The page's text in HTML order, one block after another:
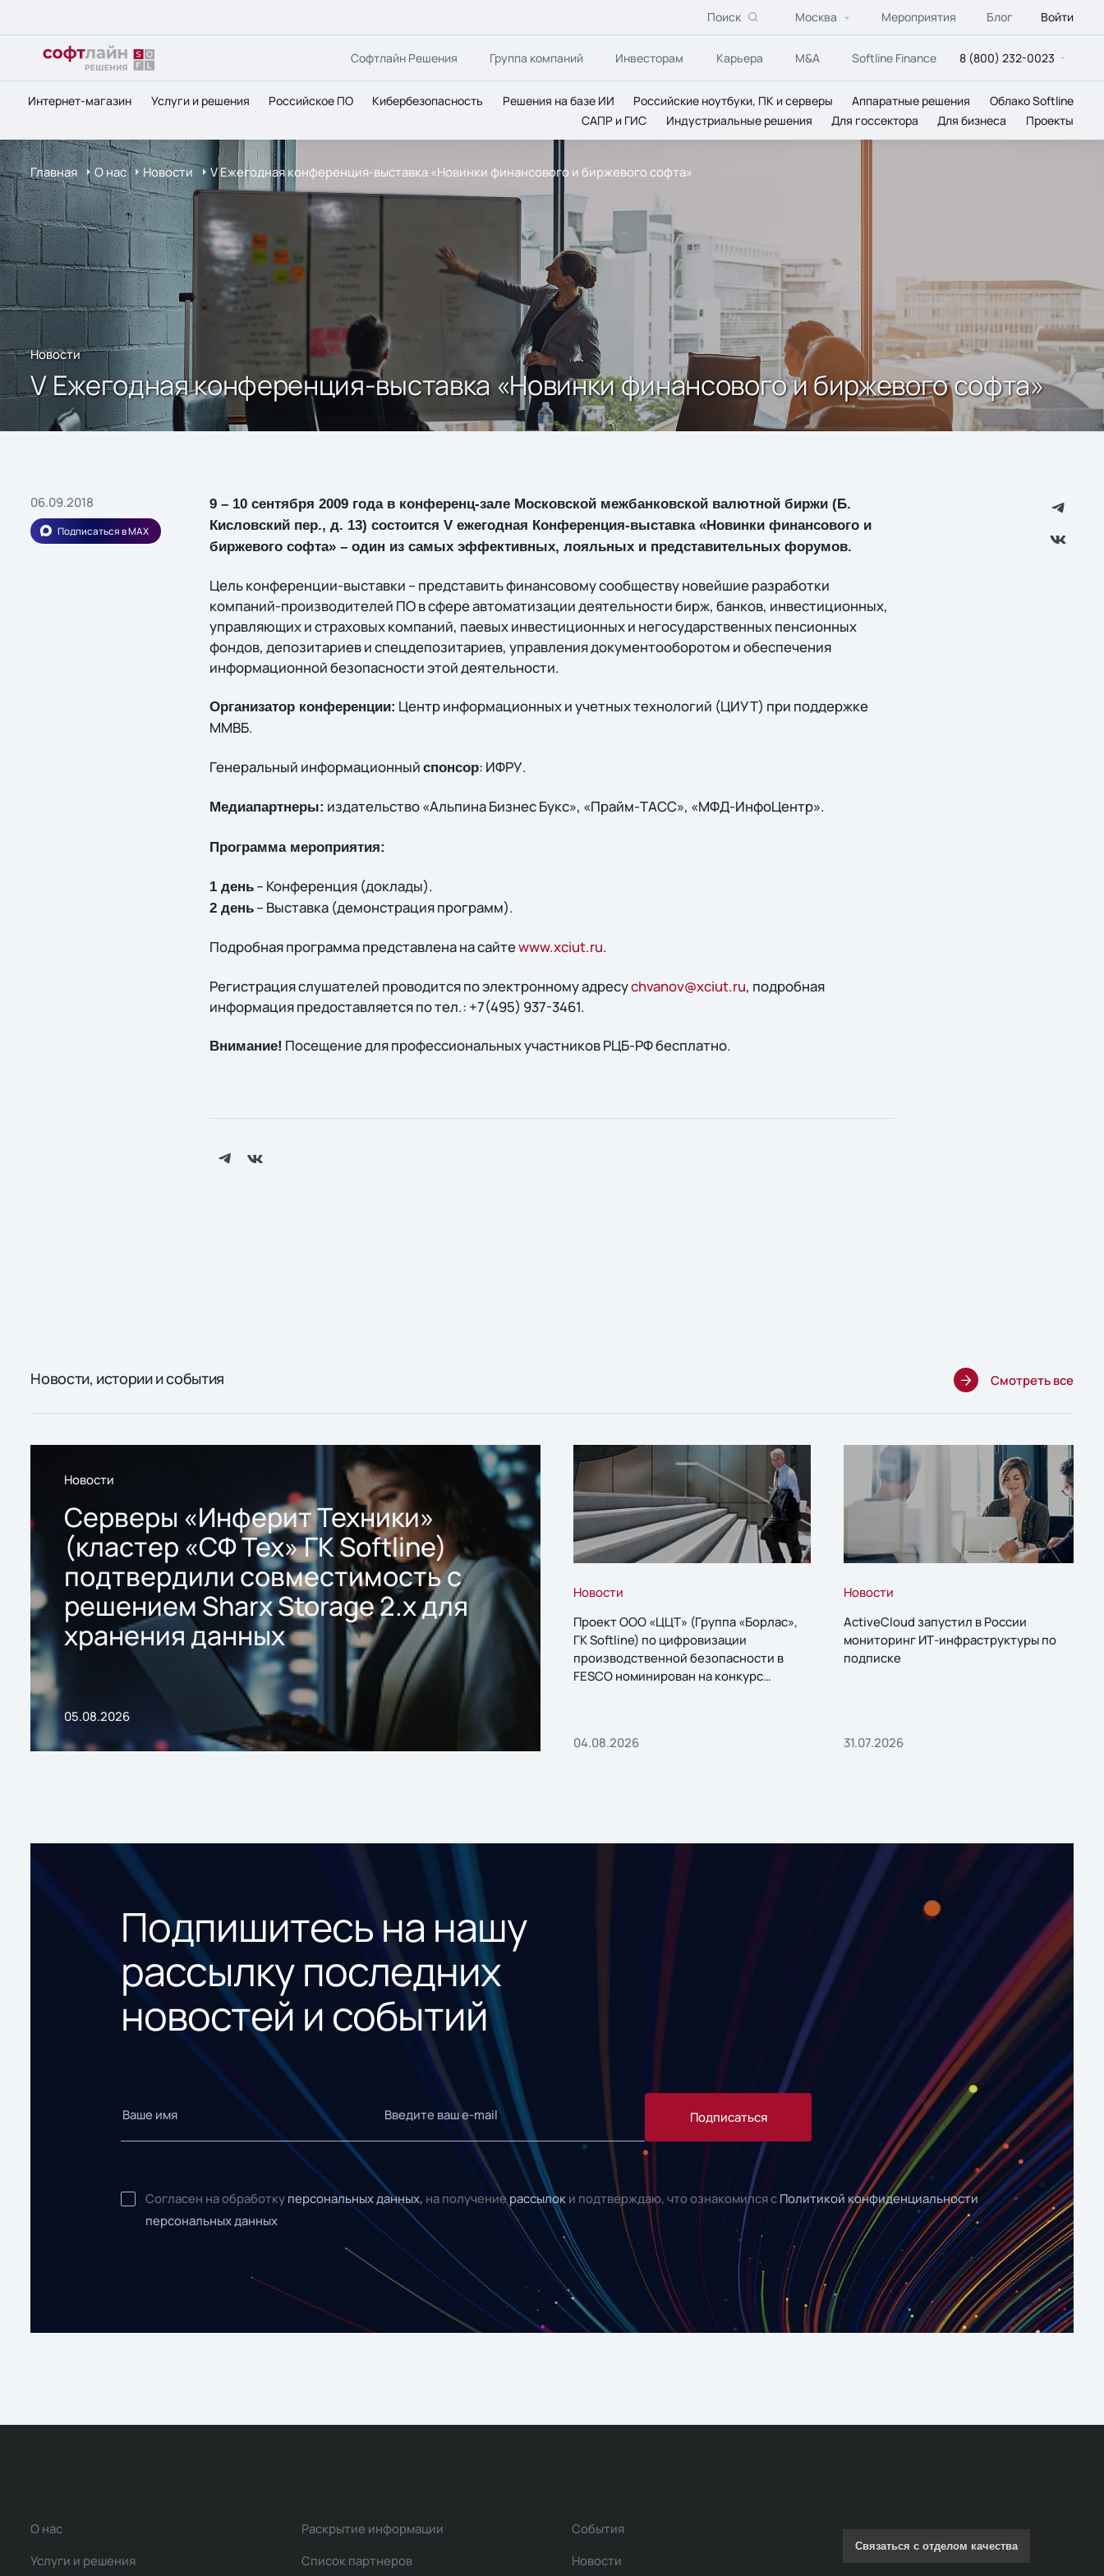
Поиск Москва Мероприятия Блог Войти
Софтлайн Решения Группа компаний Инвесторам Карьера M&A Softline Finance 8 (800) 232-0023
Интернет-магазин Услуги и решения Российское ПО Кибербезопасность Решения на базе ИИ Российские ноутбуки, ПК и серверы Аппаратные решения
Облако Softline
САПР и ГИС
Индустриальные решения Для госсектора Для бизнеса Проекты
Главная О нас Новости V Ежегодная конференция-выставка «Новинки финансового и биржевого софта»
Новости
V Ежегодная конференция-выставка «Новинки финансового и биржевого софта»
06.09.2018
Подписаться в MAX
9 – 10 сентября 2009 года в конференц-зале Московской межбанковской валютной биржи (Б.
Кисловский пер., д. 13) состоится V ежегодная Конференция-выставка «Новинки финансового и
биржевого софта» – один из самых эффективных, лояльных и представительных форумов.
Цель конференции-выставки – представить финансовому сообществу новейшие разработки
компаний-производителей ПО в сфере автоматизации деятельности бирж, банков, инвестиционных,
управляющих и страховых компаний, паевых инвестиционных и негосударственных пенсионных
фондов, депозитариев и спецдепозитариев, управления документооборотом и обеспечения
информационной безопасности этой деятельности.
Организатор конференции: Центр информационных и учетных технологий (ЦИУТ) при поддержке
ММВБ.
Генеральный информационный спонсор: ИФРУ.
Медиапартнеры: издательство «Альпина Бизнес Букс», «Прайм-ТАСС», «МФД-ИнфоЦентр».
Программа мероприятия:
1 день– Конференция (доклады).
2 день– Выставка (демонстрация программ).
Подробная программа представлена на сайтеwww.xciut.ru.
Регистрация слушателей проводится по электронному адресуchvanov@xciut.ru, подробная
информация предоставляется по тел.: +7(495) 937-3461.
Внимание! Посещение для профессиональных участников РЦБ-РФ бесплатно.
Новости, истории и события Смотреть все
Новости
Серверы «Инферит Техники»
(кластер «СФ Тех» ГК Softline)
подтвердили совместимость с
решением Sharx Storage 2.x для
хранения данных
05.08.2026
Новости
Проект ООО «ЦЦТ» (Группа «Борлас»,
ГК Softline) по цифровизации
производственной безопасности в
FESCO номинирован на конкурс
04.08.2026
Новости
ActiveCloud запустил в России
мониторинг ИТ-инфраструктуры по
подписке
31.07.2026
Подпишитесь на нашу
рассылку последних
новостей и событий
Подписаться
Согласен на обработку персональных данных, на получениерассылок и подтверждаю, что ознакомился с Политикой конфиденциальности
персональных данных
О нас
Услуги и решения
Раскрытие информации
Список партнеров
События
Новости
Связаться с отделом качества